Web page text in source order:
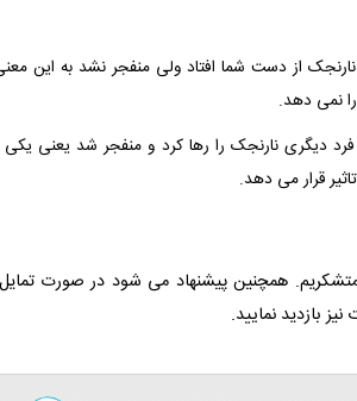
از دست شما افتاد ولی منفجر نشد به این
نمی دهد.
دیگری نارنجک را رها کرد و منفجر شد یعنی یکی
قرار می دهد.
همچنین پیشنهاد می شود در صورت
نیز بازدید نمایید.